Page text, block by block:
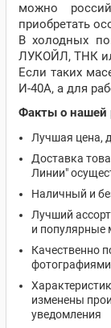
можно
приобретать
В холодных
ЛУКОЙЛ, ТНК
Если таких
И-40А, а для
Факты о нашей
Лучшая цена,
Доставка
Линии"
Наличный и
Лучший
и популярные
Качественно
изменены
уведомления